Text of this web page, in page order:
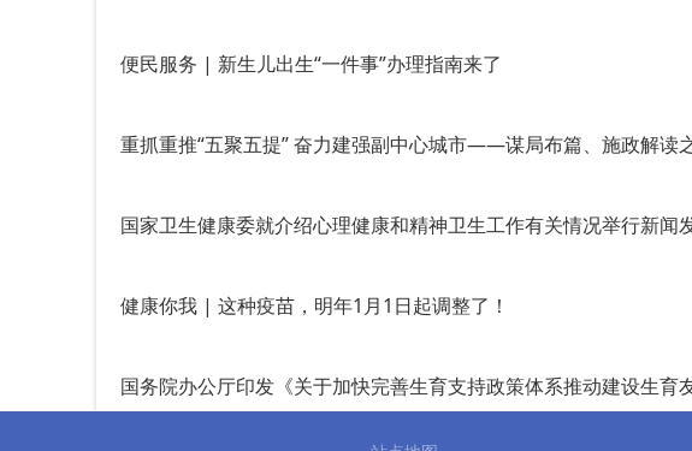
便民服务 | 新生儿出生“一件事”办理指南来了
重抓重推“五聚五提” 奋力建强副中心城市——谋局布篇、施政解读
国家卫生健康委就介绍心理健康和精神卫生工作有关情况举行新闻
健康你我 | 这种疫苗，明年1月1日起调整了！
国务院办公厅印发《关于加快完善生育支持政策体系推动建设生育